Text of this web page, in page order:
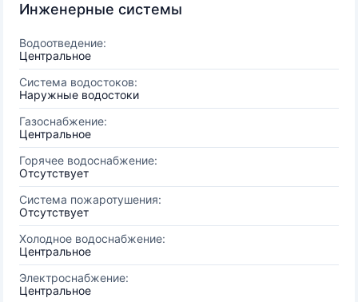
Инженерные системы
Водоотведение:
Центральное
Система водостоков:
Наружные водостоки
Газоснабжение:
Центральное
Горячее водоснабжение:
Отсутствует
Система пожаротушения:
Отсутствует
Холодное водоснабжение:
Центральное
Электроснабжение:
Центральное